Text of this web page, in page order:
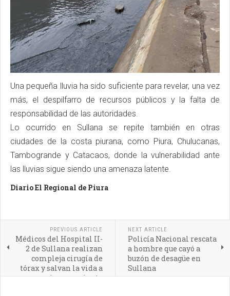
Una pequeña lluvia ha sido suficiente para revelar, una vez
más, el despilfarro de recursos públicos y la falta de
responsabilidad de las autoridades.
Lo ocurrido en Sullana se repite también en otras
ciudades de la costa piurana, como Piura, Chulucanas,
Tambogrande y Catacaos, donde la vulnerabilidad ante
las lluvias sigue siendo una amenaza latente.
Diario El Regional de Piura
PREVIOUS ARTICLE
Médicos del Hospital II-
2 de Sullana realizan
compleja cirugía de
tórax y salvan la vida a
joven paciente
NEXT ARTICLE
Policía Nacional rescata
a hombre que cayó a
buzón de desagüe en
Sullana